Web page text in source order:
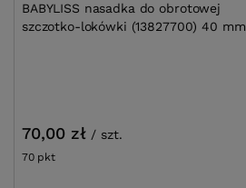
BABYLISS nasadka do obrotowej
szczotko-lokówki (13827700) 40 mm
70,00 zł / szt.
70 pktpunktów